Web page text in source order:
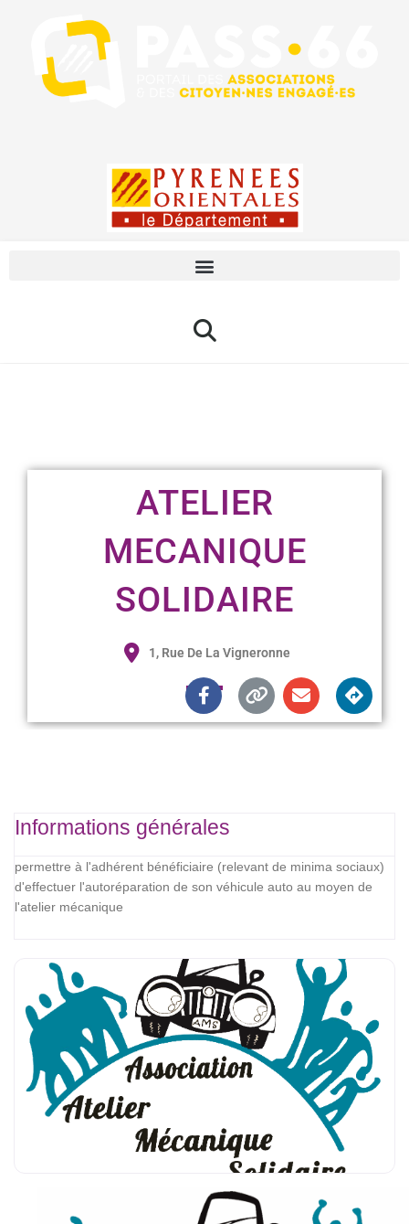
ATELIER
MECANIQUE
SOLIDAIRE
1, Rue De La Vigneronne
Informations générales
permettre à l'adhérent bénéficiaire (relevant de minima sociaux)
d'effectuer l'autoréparation de son véhicule auto au moyen de
l'atelier mécanique